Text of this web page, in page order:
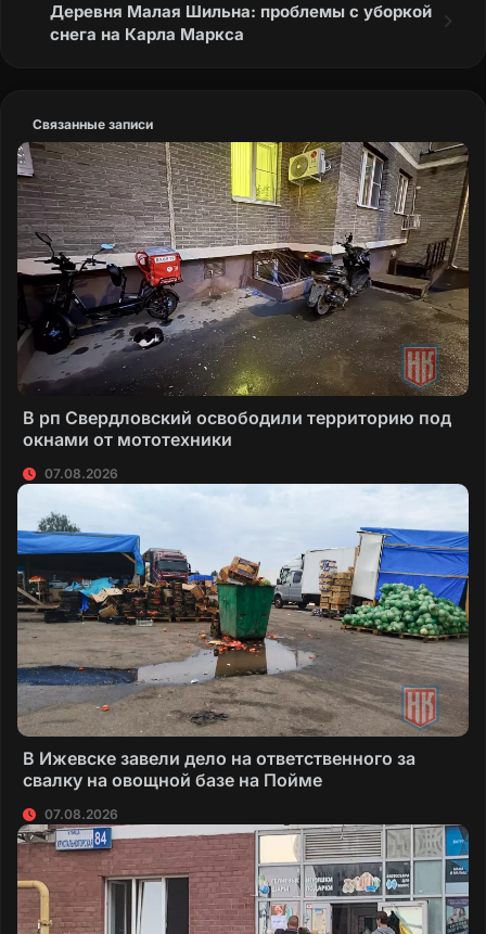
Деревня Малая Шильна: проблемы с уборкой
снега на Карла Маркса
Связанные записи
В рп Свердловский освободили территорию под
окнами от мототехники
07.08.2026
В Ижевске завели дело на ответственного за
свалку на овощной базе на Пойме
07.08.2026